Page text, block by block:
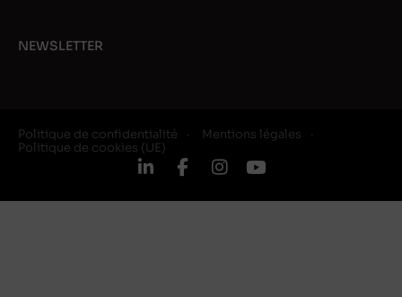
NEWSLETTER
Politique de confidentialité
Mentions légales
Politique de cookies (UE)